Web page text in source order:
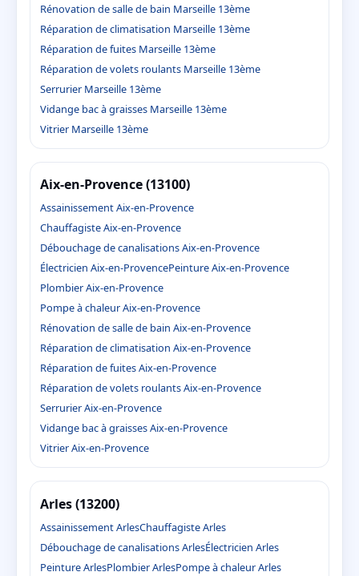
Rénovation de salle de bain Marseille 13ème
Réparation de climatisation Marseille 13ème
Réparation de fuites Marseille 13ème
Réparation de volets roulants Marseille 13ème
Serrurier Marseille 13ème
Vidange bac à graisses Marseille 13ème
Vitrier Marseille 13ème
Aix-en-Provence (13100)
Assainissement Aix-en-Provence
Chauffagiste Aix-en-Provence
Débouchage de canalisations Aix-en-Provence
Électricien Aix-en-ProvencePeinture Aix-en-Provence
Plombier Aix-en-Provence
Pompe à chaleur Aix-en-Provence
Rénovation de salle de bain Aix-en-Provence
Réparation de climatisation Aix-en-Provence
Réparation de fuites Aix-en-Provence
Réparation de volets roulants Aix-en-Provence
Serrurier Aix-en-Provence
Vidange bac à graisses Aix-en-Provence
Vitrier Aix-en-Provence
Arles (13200)
Assainissement ArlesChauffagiste Arles
Débouchage de canalisations ArlesÉlectricien Arles
Peinture ArlesPlombier ArlesPompe à chaleur Arles